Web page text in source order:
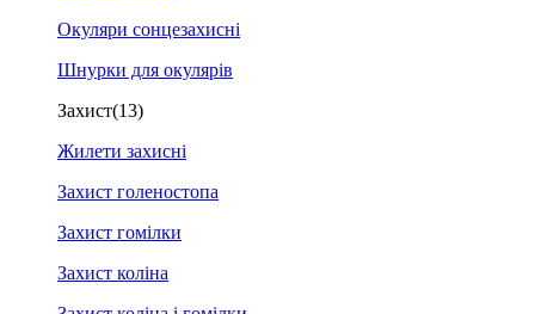
Окуляри сонцезахисні
Шнурки для окулярів
Захист(13)
Жилети захисні
Захист голеностопа
Захист гомілки
Захист коліна